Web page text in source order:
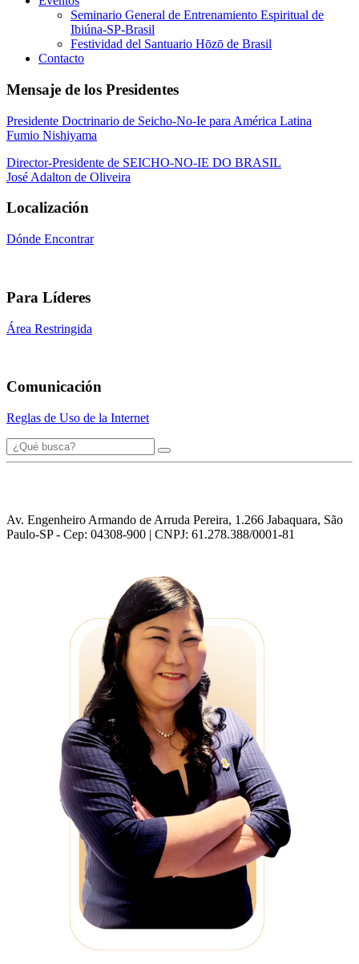
Seminario General de Entrenamiento Espiritual de
Ibiúna-SP-Brasil
Festividad del Santuario Hōzō de Brasil
Contacto
Mensaje de los Presidentes
Presidente Doctrinario de Seicho-No-Ie para América Latina
Fumio Nishiyama
Director-Presidente de SEICHO-NO-IE DO BRASIL
José Adalton de Oliveira
Localización
Dónde Encontrar
Para Líderes
Área Restringida
Comunicación
Reglas de Uso de la Internet
Av. Engenheiro Armando de Arruda Pereira, 1.266 Jabaquara, São
Paulo-SP - Cep: 04308-900 | CNPJ: 61.278.388/0001-81